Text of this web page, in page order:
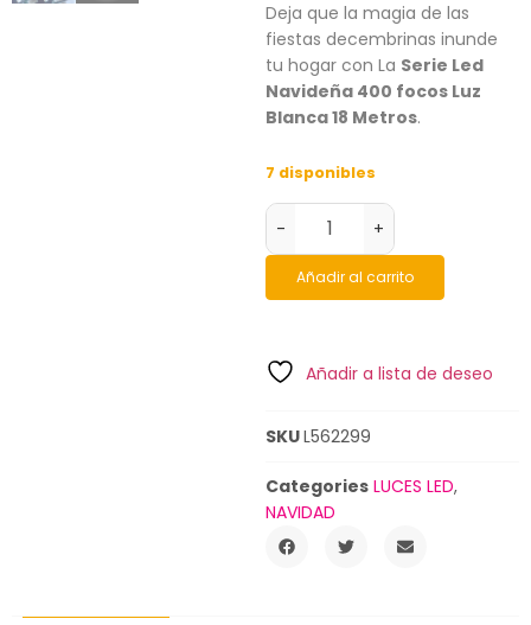
Deja que la magia de las
fiestas decembrinas inunde
tu hogar con La Serie Led
Navideña 400 focos Luz
Blanca 18 Metros.
7 disponibles
- +
Añadir al carrito
Añadir a lista de deseo
SKUL562299
Categories LUCES LED,
NAVIDAD